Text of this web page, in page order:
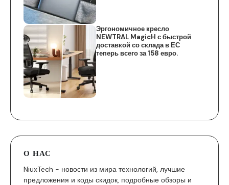
Эргономичное кресло
NEWTRAL MagicH с быстрой
доставкой со склада в ЕС
теперь всего за 158 евро.
О НАС
NiuxTech - новости из мира технологий, лучшие
предложения и коды скидок, подробные обзоры и